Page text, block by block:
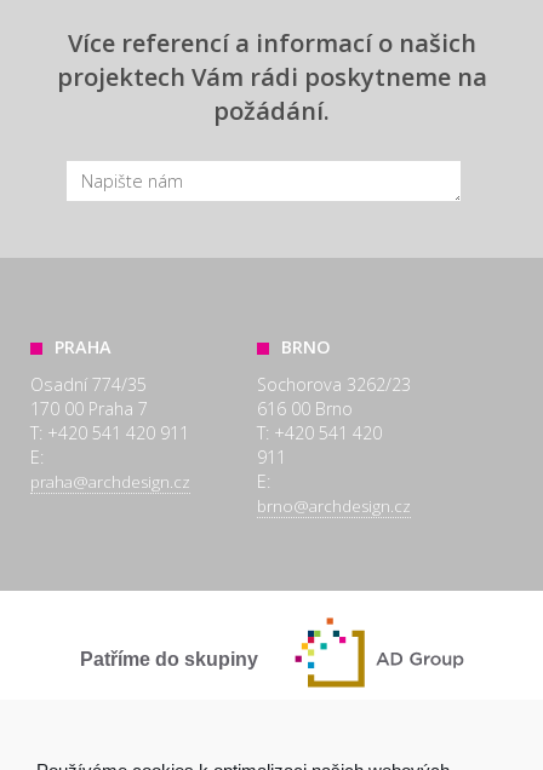
Více referencí a informací o našich
projektech Vám rádi poskytneme na
požádání.
PRAHA
Osadní 774/35
170 00 Praha 7
T: +420 541 420 911
E:
praha@archdesign.cz
BRNO
Sochorova 3262/23
616 00 Brno
T: +420 541 420
911
E:
brno@archdesign.cz
Patříme do skupiny